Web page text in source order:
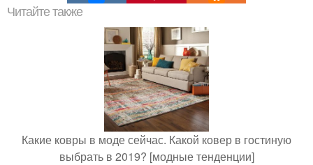
Читайте также
Какие ковры в моде сейчас. Какой ковер в гостиную
выбрать в 2019? [модные тенденции]